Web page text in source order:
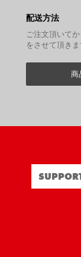
配送方法
ご注文頂いて
をさせて頂きま
商